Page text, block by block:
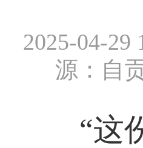
2025-04-29
源：自
“这份